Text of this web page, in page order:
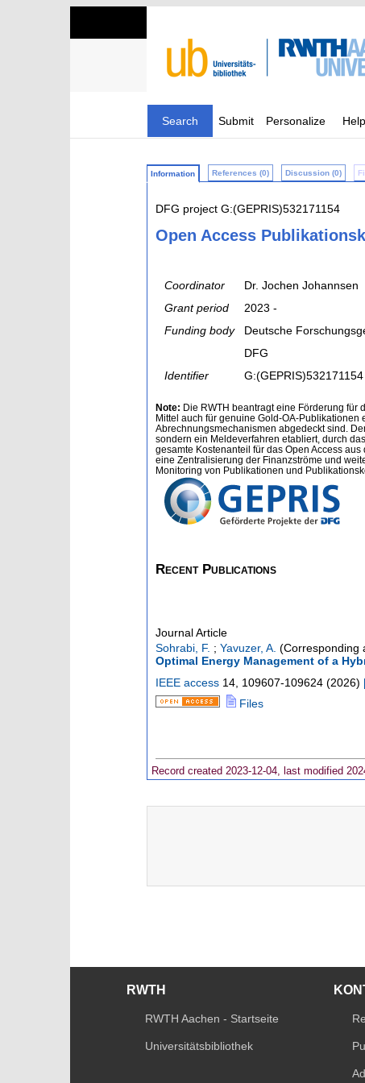
Search Submit Personalize Help
Information References (0) Discussion (0)
DFG project G:(GEPRIS)532171154
Open Access
Coordinator
Dr. Jochen Johannsen
Grant period
2023 -
Funding body
Deutsche
DFG
Identifier
G:(GEPRIS)532171154
Note: Die RWTH beantragt eine Förderung für
Mittel auch für genuine Gold-OA-
Abrechnungsmechanismen abgedeckt sind.
sondern ein Meldeverfahren etabliert, durch
gesamte Kostenanteil für das Open Access
eine Zentralisierung der Finanzströme und
Monitoring von Publikationen und
Recent Publications
Journal Article
Sohrabi, F. ; Yavuzer, A. (Corresponding
Optimal Energy Management of a
IEEE access 14, 109607-109624 (2026)
Files
Record created 2023-12-04, last modified
RWTH
RWTH Aachen - Startseite
Universitätsbibliothek